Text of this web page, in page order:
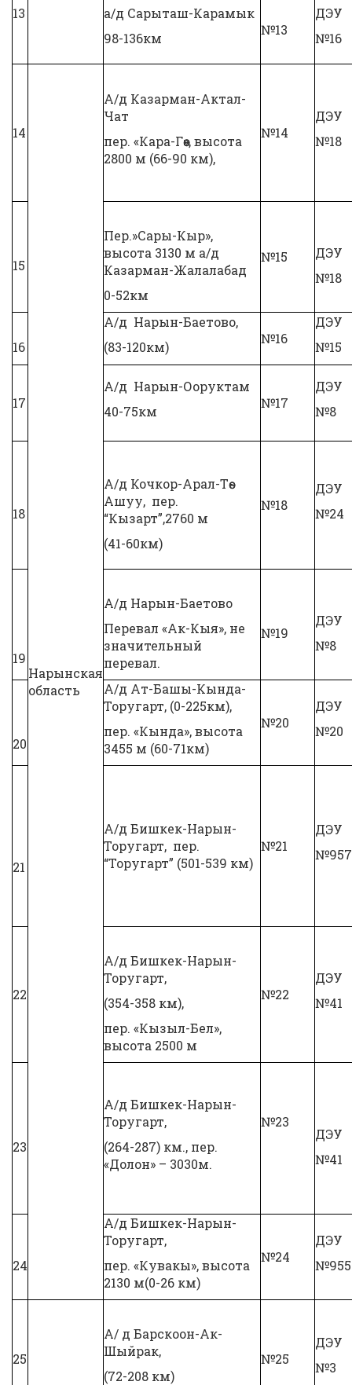
13
а/д Сарыташ-Карамык
98-136км
№13
ДЭУ
№16
14
Нарынская
область
А/д Казарман-Актал-
Чат
пер. «Кара-Гөө», высота
2800 м (66-90 км),
№14
ДЭУ
№18
15
Пер.»Сары-Кыр»,
высота 3130 м а/д
Казарман-Жалалабад
0-52км
№15
ДЭУ
№18
16
А/д Нарын-Баетово,
(83-120км)
№16
ДЭУ
№15
17
А/д Нарын-Ооруктам
40-75км
№17
ДЭУ
№8
18
А/д Кочкор-Арал-Төө-
Ашуу, пер.
“Кызарт”,2760 м
(41-60км)
№18
ДЭУ
№24
19
А/д Нарын-Баетово
Перевал «Ак-Кыя», не
значительный
перевал.
№19
ДЭУ
№8
20
А/д Ат-Башы-Кында-
Торугарт, (0-225км),
пер. «Кында», высота
3455 м (60-71км)
№20
ДЭУ
№20
21
А/д Бишкек-Нарын-
Торугарт, пер.
“Торугарт” (501-539 км)
№21
ДЭУ
№957
22
А/д Бишкек-Нарын-
Торугарт,
(354-358 км),
пер. «Кызыл-Бел»,
высота 2500 м
№22
ДЭУ
№41
23
А/д Бишкек-Нарын-
Торугарт,
(264-287) км., пер.
«Долон» – 3030м.
№23
ДЭУ
№41
24
А/д Бишкек-Нарын-
Торугарт,
пер. «Кувакы», высота
2130 м(0-26 км)
№24
ДЭУ
№955
25
А/ д Барскоон-Ак-
Шыйрак,
(72-208 км)
№25
ДЭУ
№3